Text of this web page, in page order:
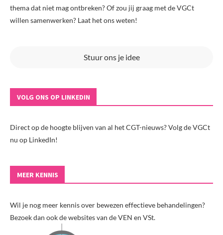
thema dat niet mag ontbreken? Of zou jij graag met de VGCt
willen samenwerken? Laat het ons weten!
Stuur ons je idee
VOLG ONS OP LINKEDIN
Direct op de hoogte blijven van al het CGT-nieuws? Volg de VGCt
nu op LinkedIn!
MEER KENNIS
Wil je nog meer kennis over bewezen effectieve behandelingen?
Bezoek dan ook de websites van de VEN en VSt.